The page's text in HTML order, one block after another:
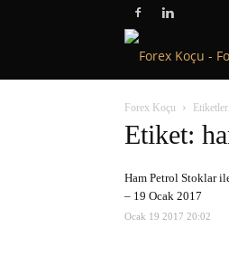
Forex Koçu Etiketler
Etiket:
Ham Petrol Stoklar
– 19 Ocak 2017
Ocak 19 2017 20:02